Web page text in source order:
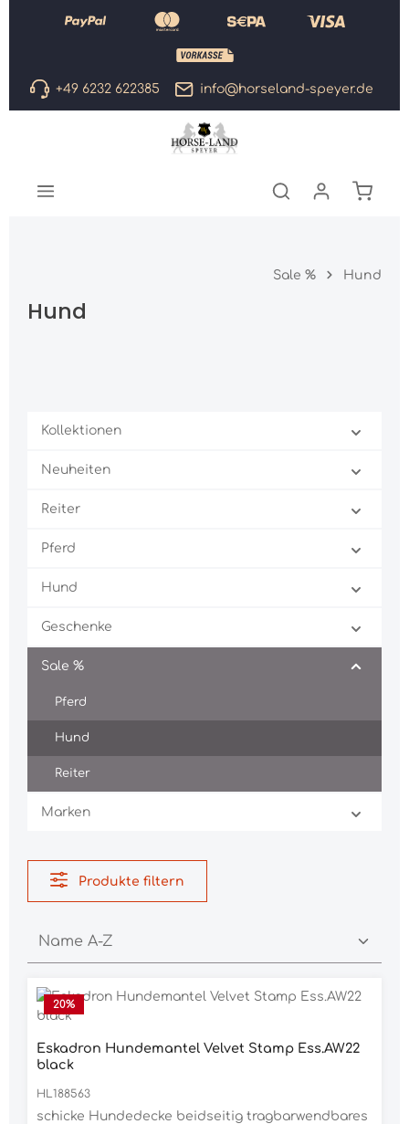
Zum Hauptinhalt springen
+49 6232 622385 info@horseland-speyer.de
Sale % Hund
Hund
Kollektionen
Neuheiten
Reiter
Pferd
Hund
Geschenke
Sale %
Pferd
Hund
Reiter
Marken
Produkte filtern
20%
Eskadron Hundemantel Velvet Stamp Ess.AW22
black
HL188563
schicke Hundedecke beidseitig tragbarwendbares